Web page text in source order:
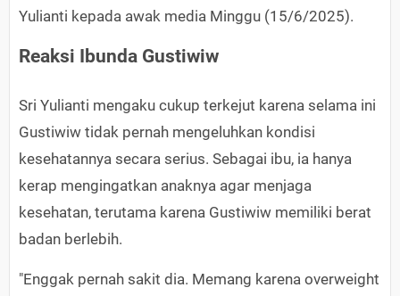
Yulianti kepada awak media Minggu (15/6/2025).
Reaksi Ibunda Gustiwiw
Sri Yulianti mengaku cukup terkejut karena selama ini
Gustiwiw tidak pernah mengeluhkan kondisi
kesehatannya secara serius. Sebagai ibu, ia hanya
kerap mengingatkan anaknya agar menjaga
kesehatan, terutama karena Gustiwiw memiliki berat
badan berlebih.
"Enggak pernah sakit dia. Memang karena overweight